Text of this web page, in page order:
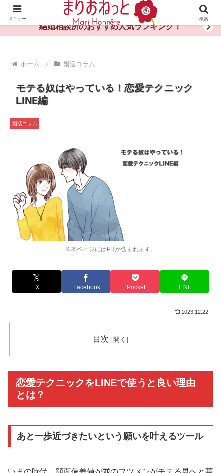
婚活や出会いの体験談・評判・秘訣がわかる情報サイト
結婚相談所のおすすめ人気ランキング！
ホーム 婚活コラム
モテる奴はやっている！恋愛テクニック
LINE編
※本ページにはPRが含まれます。
婚活コラム
X Facebook Pocket LINE
2023.12.22
目次
恋愛テクニックをLINEで使うと良い理由
とは？
あと一歩近づきたいという願いを叶えるツール
いまの時代、顔面偏差値が並のフツメンがモテる男へと華
メニュー 検索